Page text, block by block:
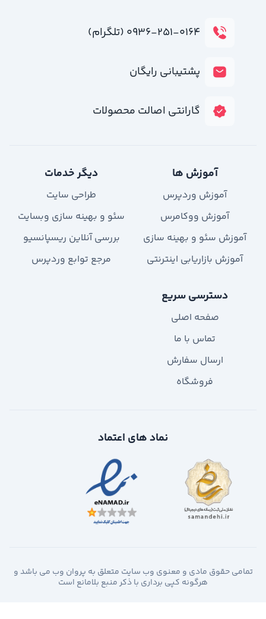
۰۹۳۶-۲۵۱-۰۱۶۴ (تلگرام)
پشتیبانی رایگان
گارانتی اصالت محصولات
آموزش ها
آموزش وردپرس
آموزش ووکامرس
آموزش سئو و بهینه سازی
آموزش بازاریابی اینترنتی
دیگر خدمات
طراحی سایت
سئو و بهینه سازی وبسایت
بررسی آنلاین ریسپانسیو
مرجع توابع وردپرس
دسترسی سریع
صفحه اصلی
تماس با ما
ارسال سفارش
فروشگاه
نماد های اعتماد
تمامی حقوق مادی و معنوی وب سایت متعلق به پروان وب می باشد و
هرگونه کپی برداری با ذکر منبع بلامانع است